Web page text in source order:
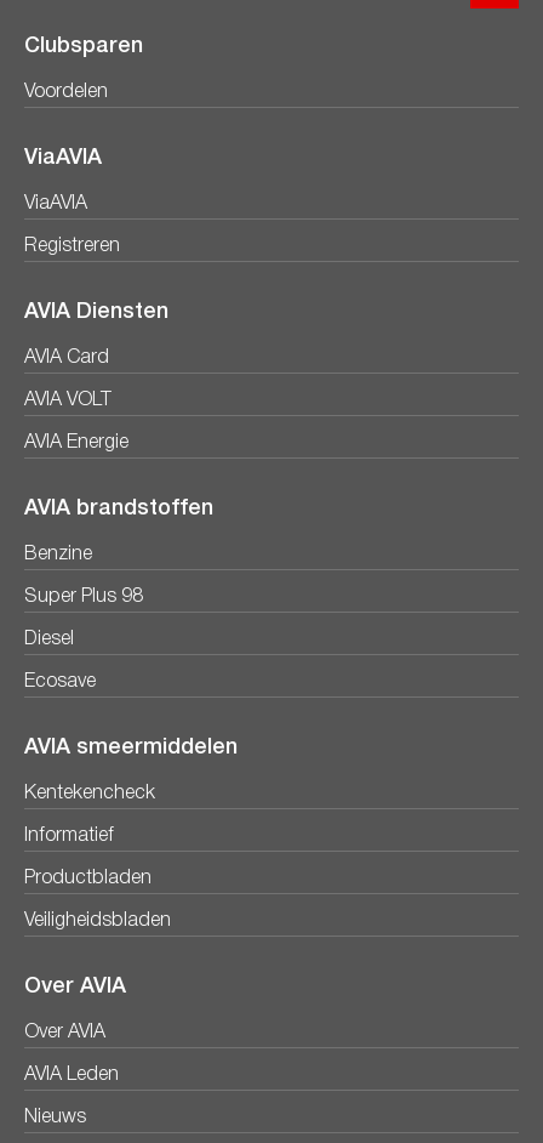
Clubsparen
Voordelen
ViaAVIA
ViaAVIA
Registreren
AVIA Diensten
AVIA Card
AVIA VOLT
AVIA Energie
AVIA brandstoffen
Benzine
Super Plus 98
Diesel
Ecosave
AVIA smeermiddelen
Kentekencheck
Informatief
Productbladen
Veiligheidsbladen
Over AVIA
Over AVIA
AVIA Leden
Nieuws